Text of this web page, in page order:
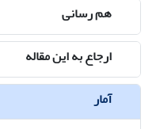
هم رسانی
ارجاع به این مقاله
آمار